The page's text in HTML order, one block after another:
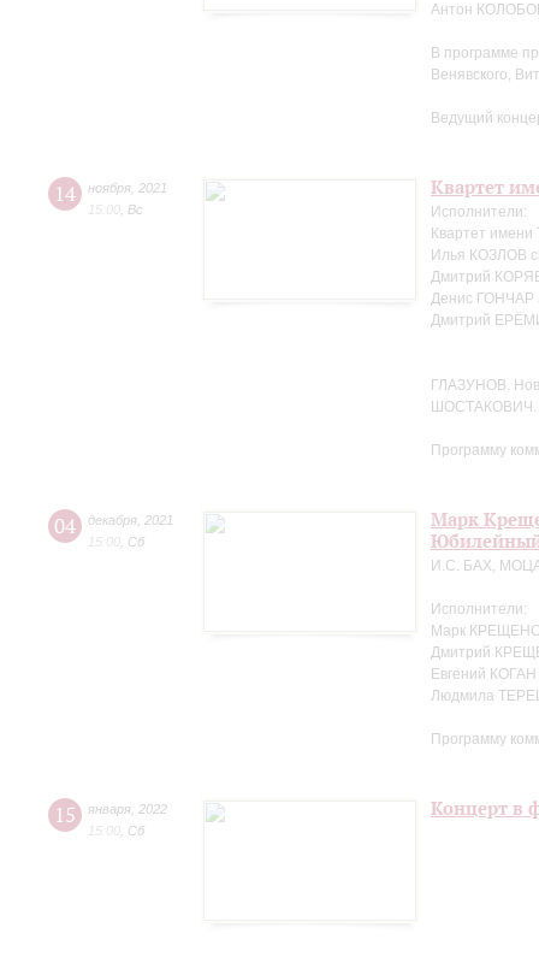
Антон
В программе
Венявского,
Ведущий
14 ноября 2021
15:00 Вс
Квартет
Исполнители:
Квартет
Илья КОЗЛОВ
Дмитрий
Денис ГОНЧАР
Дмитрий
ГЛАЗУНОВ.
ШОСТАКОВИЧ.
Программу
04 декабря 2021
15:00 Сб
Марк
И.С. БАХ,
Исполнители:
Марк
Дмитрий
Евгений
Людмила
Программу
15 января 2022
15:00 Сб
Концерт в